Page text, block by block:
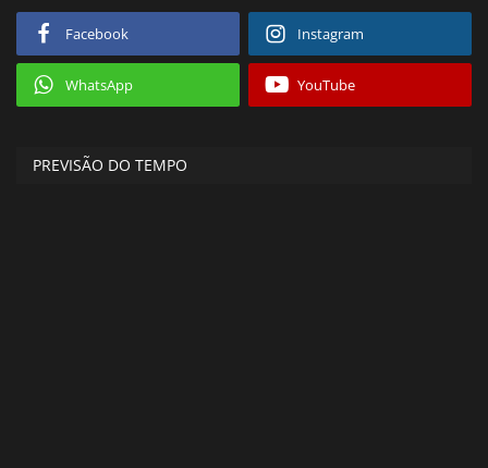
Facebook Instagram
WhatsApp YouTube
PREVISÃO DO TEMPO